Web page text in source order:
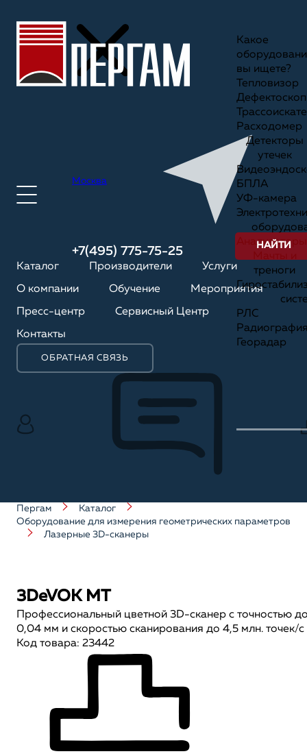
Москва
+7(495) 775-75-25
Каталог Производители Услуги
О компании Обучение Мероприятия
Пресс-центр Сервисный Центр
Контакты
ОБРАТНАЯ СВЯЗЬ
Какое
вы ищете?
Тепловизор
Дефектоскоп
Расходомер
Детекторы
утечек
БПЛА
УФ-камера
Анализаторы
треноги
РЛС
Георадар
НАЙТИ
Пергам
Каталог
Оборудование для измерения геометрических параметров
Лазерные 3D-сканеры
3DeVOK MT
Профессиональный цветной 3D-сканер с точностью
0,04 мм и скоростью сканирования до 4,5 млн. точек/с
Код товара: 23442